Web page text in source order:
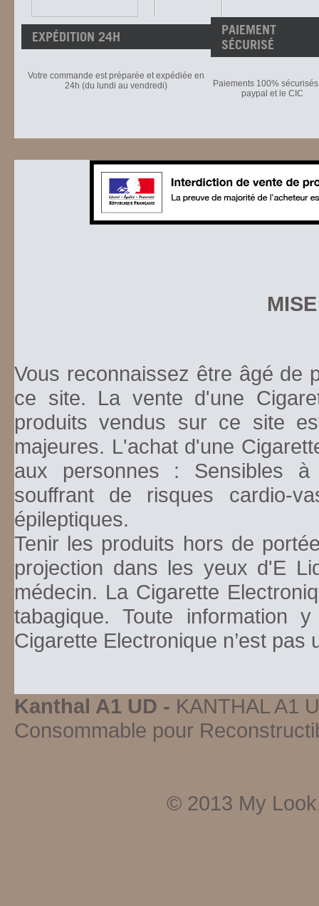
EXPÉDITION 24H
Votre commande est préparée et expédiée en
24h (du lundi au vendredi)
PAIEMENT
SÉCURISÉ
Paiements 100%
paypal et le CIC
Vous reconnaissez être âgé de
ce site. La vente d'une
produits vendus sur ce site
majeures. L'achat d'une
aux personnes : Sensibles
souffrant de risques cardio-
épileptiques.
Tenir les produits hors de
projection dans les yeux d'E
médecin. La Cigarette
tabagique. Toute information
Cigarette Electronique n’est pas
Kanthal A1 UD - KANTHAL A1
Consommable pour
© 2013 My Look